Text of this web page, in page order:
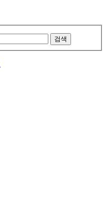
검색